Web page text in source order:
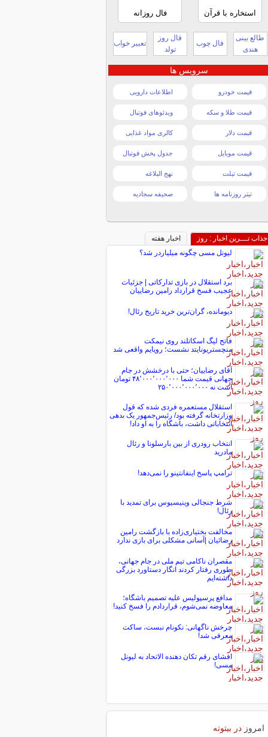
استخاره با قرآن فال روزانه
طالع بینی
هندی
فال چوب
فال روز
تولد
تعبیر خواب
سرویس ها
قیمت خودرو اطلاعات دارویی
قیمت طلا و سکه ویدئوهای فوتبال
قیمت دلار کالری مواد غذایی
قیمت موبایل جدول پخش فوتبال
قیمت تبلت نهج البلاغه
تیتر روزنامه ها صحیفه سجادیه
جذاب تـــرین اخبار : روز
اخبار هفته
لیونل مسی چگونه میلیاردر شد؟
برد استقلال در بازی تدارکاتی | جزئیات
عجیب فسخ قرارداد رامین رضاییان
دیومانده، گران‌ترین خرید تاریخ رئال!
فاتح لیگ اسکاتلند روی نیمکت
منچستریونایتد نشست؛ رویایم واقعی شد
آقای رضاییان؛ حتی با درخشش در جام
جهانی قیمت شما ۴۸٬۰۰۰٬۰۰۰٬۰۰۰ تومان
است نه ۲۵۰٬۰۰۰٬۰۰۰٬۰۰۰
استقلال مستعمره فردی شده که قول
وزارتخانه گرفته بود/ رئیس‌جمهور یک بدهی
انتخاباتی داشت، باشگاه را به او داد!
انتخاب رودری از بین بارسلونا و رئال
مادرید
ترامپ پاسخ اینفانتینو را نمی‌دهد!
شرط جنجالی وینیسیوس برای تمدید با
رئال!
مخالفت بختیاری‌زاده با بازگشت رامین
رضائیان |آسانی مشکلی برای بازی ندارد
مقصران ناکامی تیم ملی در جام جهانی،
طوری رفتار کردند انگار دستاورد بزرگی
داشته‌ایم
مدافع پرسپولیس علیه تصمیم باشگاه؛
معاوضه نمی‌شوم، قراردادم را فسخ کنید!
چرخش ناگهانی: نکونام نبست، ساکت
معرفی شد!
افشای رقم تکان دهنده الاتحاد به لیونل
مسی!
امروز در بیتوته